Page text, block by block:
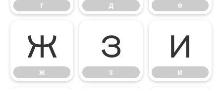
г д е
ж
ж
з
з
и
и